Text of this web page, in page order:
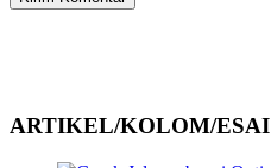
ARTIKEL/KOLOM/ESAI